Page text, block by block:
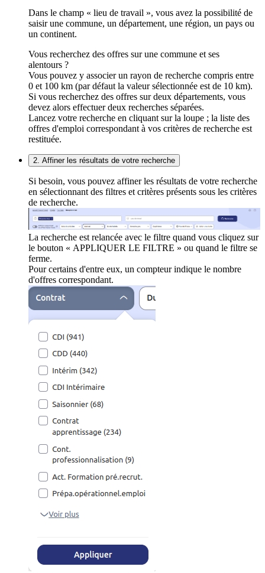
Dans le champ « lieu de travail », vous avez la possibilité de
saisir une commune, un département, une région, un pays ou
un continent.
Vous recherchez des offres sur une commune et ses
alentours ?
Vous pouvez y associer un rayon de recherche compris entre
0 et 100 km (par défaut la valeur sélectionnée est de 10 km).
Si vous recherchez des offres sur deux départements, vous
devez alors effectuer deux recherches séparées.
Lancez votre recherche en cliquant sur la loupe ; la liste des
offres d'emploi correspondant à vos critères de recherche est
restituée.
2. Affiner les résultats de votre recherche
Si besoin, vous pouvez affiner les résultats de votre recherche
en sélectionnant des filtres et critères présents sous les critères
de recherche.
La recherche est relancée avec le filtre quand vous cliquez sur
le bouton « APPLIQUER LE FILTRE » ou quand le filtre se
ferme.
Pour certains d'entre eux, un compteur indique le nombre
d'offres correspondant.